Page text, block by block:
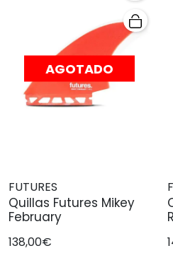
AGOTADO
FUTURES
Quillas Futures Mikey
February
138,00€